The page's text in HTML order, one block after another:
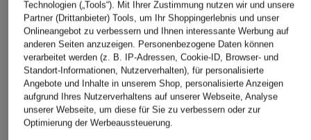
Ursprünglich:CHF 169
ÄHNLICHE ARTIKEL ENTDECKEN
Technologien („Tools“). Mit Ihrer Zustimmung nutzen wir und unsere
Partner (Drittanbieter) Tools, um Ihr Shoppingerlebnis und unser
Onlineangebot zu verbessern und Ihnen interessante Werbung auf
anderen Seiten anzuzeigen. Personenbezogene Daten können
verarbeitet werden (z. B. IP-Adressen, Cookie-ID, Browser- und
Standort-Informationen, Nutzerverhalten), für personalisierte
Angebote und Inhalte in unserem Shop, personalisierte Anzeigen
aufgrund Ihres Nutzerverhaltens auf unserer Webseite, Analyse
unserer Webseite, um diese für Sie zu verbessern oder zur
Optimierung der Werbeaussteuerung.